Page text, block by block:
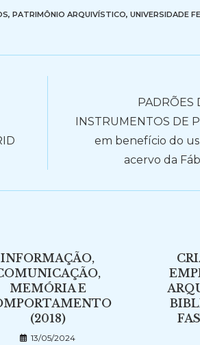
, PATRIMÔNIO ARQUIVÍSTICO, UNIVERSIDADE
PADRÕES
INSTRUMENTOS DE
em benefício do
acervo da
INFORMAÇÃO,
MEMÓRIA E
(2018)
13/05/2024